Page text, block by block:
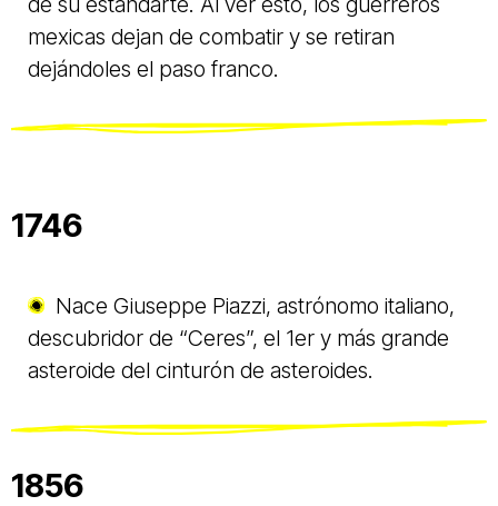
mexicas dejan de combatir y se retiran
dejándoles el paso franco.
1746
Nace Giuseppe Piazzi, astrónomo italiano,
descubridor de “Ceres”, el 1er y más grande
asteroide del cinturón de asteroides.
1856